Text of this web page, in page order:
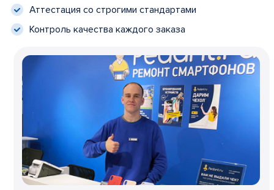
Аттестация со строгими стандартами
Контроль качества каждого заказа